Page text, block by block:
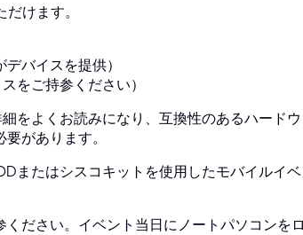
けます。
バイスを提供）
をご持参ください）
をよくお読みになり、互換性のあるハードウ
があります。
またはシスコキットを使用したモバイルイ
ください。イベント当日にノートパソコンを